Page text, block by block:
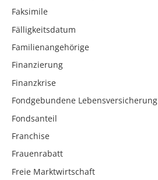
Faksimile
Fälligkeitsdatum
Familienangehörige
Finanzierung
Finanzkrise
Fondgebundene Lebensversicherung
Fondsanteil
Franchise
Frauenrabatt
Freie Marktwirtschaft